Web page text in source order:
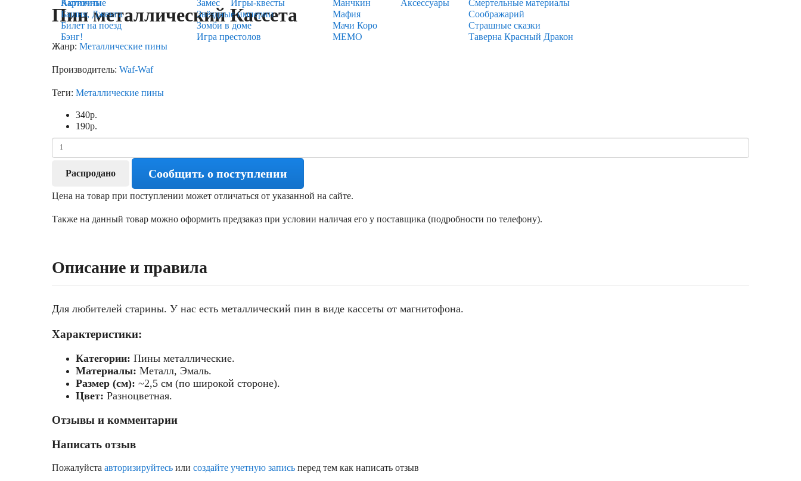
Карточные
Игры-квесты
Аксессуары
Активити
Башня, Дженга
Билет на поезд
Бэнг!
Замес
Звёздные империи
Зомби в доме
Игра престолов
Манчкин
Мафия
Мачи Коро
МЕМО
Смертельные материалы
Соображарий
Страшные сказки
Таверна Красный Дракон
Пин металлический Кассета
Жанр: Металлические пины
Производитель: Waf-Waf
Теги: Металлические пины
340р.
190р.
Распродано Сообщить о поступлении
Цена на товар при поступлении может отличаться от указанной на сайте.
Также на данный товар можно оформить предзаказ при условии наличая его у поставщика (подробности по телефону).
Описание и правила
Для любителей старины. У нас есть металлический пин в виде кассеты от магнитофона.
Характеристики:
Категории: Пины металлические.
Материалы: Металл, Эмаль.
Размер (см): ~2,5 см (по широкой стороне).
Цвет: Разноцветная.
Отзывы и комментарии
Написать отзыв
Пожалуйста авторизируйтесь или создайте учетную запись перед тем как написать отзыв